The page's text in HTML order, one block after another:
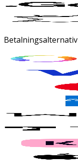
Betalningsalternativ